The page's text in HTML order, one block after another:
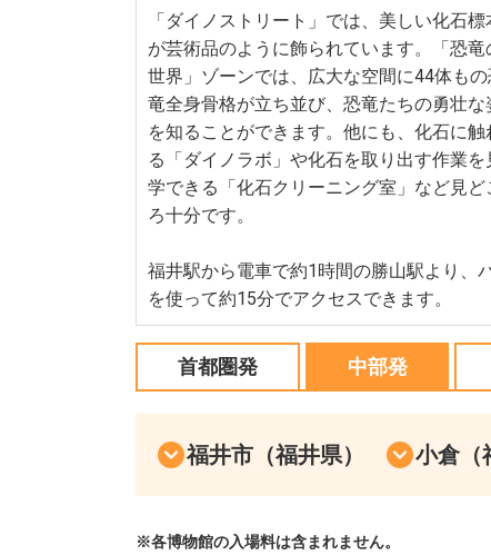
「ダイノストリート」では、美しい化石標
が芸術品のように飾られています。「恐竜
世界」ゾーンでは、広大な空間に44体も
竜全身骨格が立ち並び、恐竜たちの勇壮な
を知ることができます。他にも、化石に触
る「ダイノラボ」や化石を取り出す作業を
学できる「化石クリーニング室」など見ど
ろ十分です。
福井駅から電車で約1時間の勝山駅より、
を使って約15分でアクセスできます。
首都圏発 中部発
福井市（福井県） 小倉（
※各博物館の入場料は含まれません。